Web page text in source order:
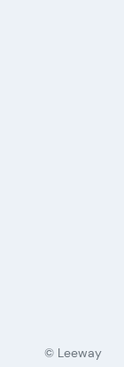
© Leeway